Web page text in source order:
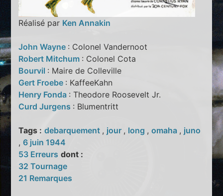
Réalisé par Ken Annakin
John Wayne : Colonel Vandernoot
Robert Mitchum : Colonel Cota
Bourvil : Maire de Colleville
Gert Froebe : KaffeeKahn
Henry Fonda : Theodore Roosevelt Jr.
Curd Jurgens : Blumentritt
Tags : debarquement , jour , long ,omaha , juno
,6 juin 1944
53 Erreurs dont :
32 Tournage
21 Remarques